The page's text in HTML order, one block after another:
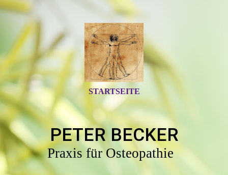
STARTSEITE
PETER BECKER
Praxis für Osteopathie